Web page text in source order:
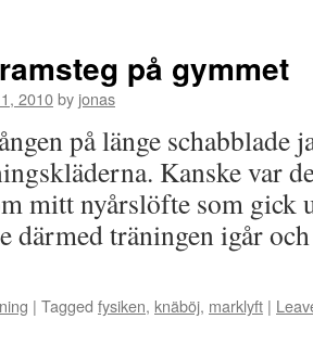
på gymmet
2010by jonas
på länge schabblade
Kanske var
mitt nyårslöfte som gick
därmed träningen igår
| Tagged fysiken, knäböj, marklyft |